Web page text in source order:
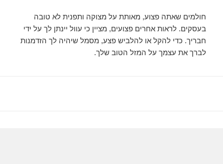
חולמים שאתה פצוע, מאותת על מצוקה ותפנית לא טובה
בעסקים. לראות אחרים פצועים, מציין כי עוול יינתן לך על ידי
חבריך. כדי להקל או להלביש פצע, מסמל שיהיה לך הזדמנות
לברך את עצמך על המזל הטוב שלך.